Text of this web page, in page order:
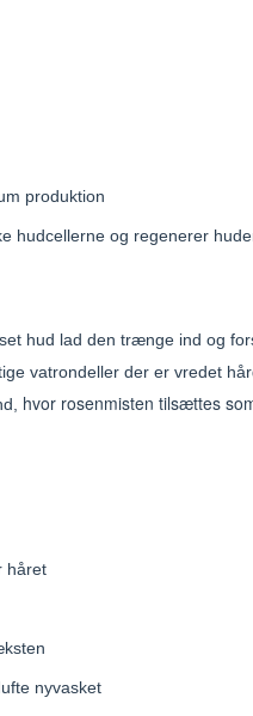
produktion
hudcellerne og regenerer
hud lad den trænge ind og
vatrondeller der er vredet
hvor rosenmisten tilsættes
håret
nyvasket